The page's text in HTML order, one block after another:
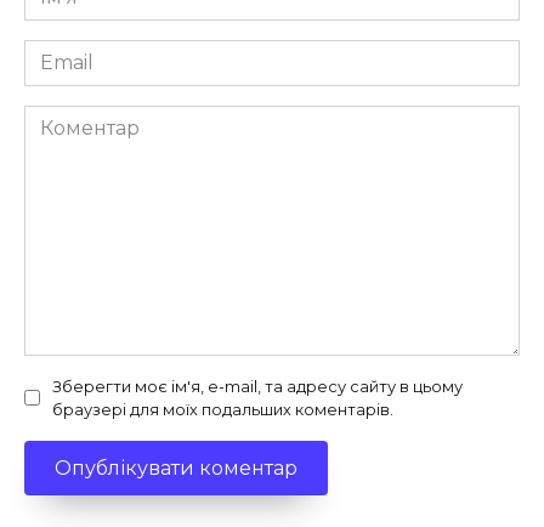
*
Email
*
Коментар
Зберегти моє ім'я, e-mail, та адресу сайту в цьому
браузері для моїх подальших коментарів.